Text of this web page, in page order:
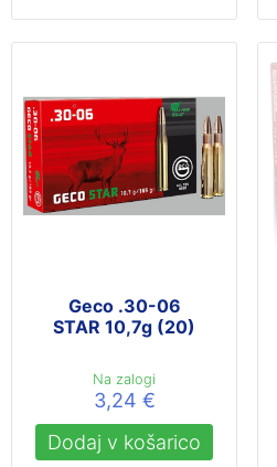
Geco .30-06
STAR 10,7g (20)
Na zalogi
3,24 €
Dodaj v košarico